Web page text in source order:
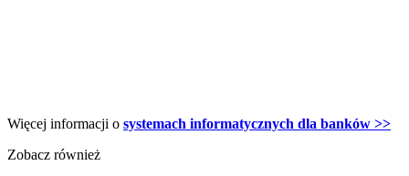
Więcej informacji o systemach informatycznych dla banków >>
Zobacz również